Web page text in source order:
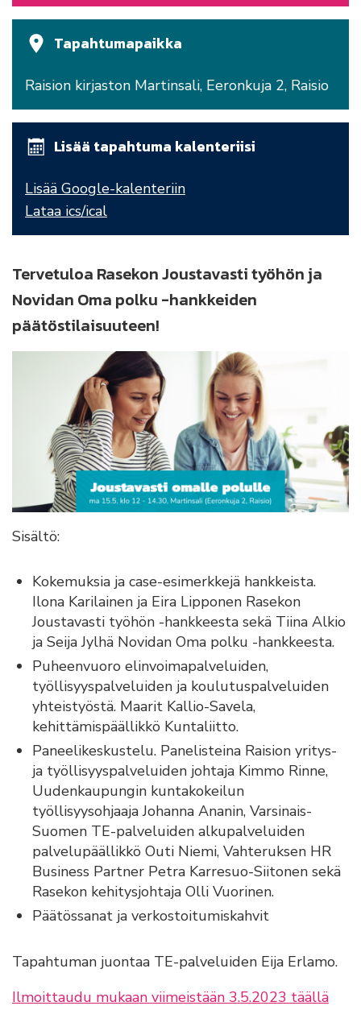
Tapahtumapaikka
Raision kirjaston Martinsali, Eeronkuja 2, Raisio
Lisää tapahtuma kalenteriisi
Lisää Google-kalenteriin
Lataa ics/ical
Tervetuloa Rasekon Joustavasti työhön ja
Novidan Oma polku -hankkeiden
päätöstilaisuuteen!
Sisältö:
Kokemuksia ja case-esimerkkejä hankkeista.
Ilona Karilainen ja Eira Lipponen Rasekon
Joustavasti työhön -hankkeesta sekä Tiina Alkio
ja Seija Jylhä Novidan Oma polku -hankkeesta.
Puheenvuoro elinvoimapalveluiden,
työllisyyspalveluiden ja koulutuspalveluiden
yhteistyöstä. Maarit Kallio-Savela,
kehittämispäällikkö Kuntaliitto.
Paneelikeskustelu. Panelisteina Raision yritys-
ja työllisyyspalveluiden johtaja Kimmo Rinne,
Uudenkaupungin kuntakokeilun
työllisyysohjaaja Johanna Ananin, Varsinais-
Suomen TE-palveluiden alkupalveluiden
palvelupäällikkö Outi Niemi, Vahteruksen HR
Business Partner Petra Karresuo-Siitonen sekä
Rasekon kehitysjohtaja Olli Vuorinen.
Päätössanat ja verkostoitumiskahvit
Tapahtuman juontaa TE-palveluiden Eija Erlamo.
Ilmoittaudu mukaan viimeistään 3.5.2023 täällä